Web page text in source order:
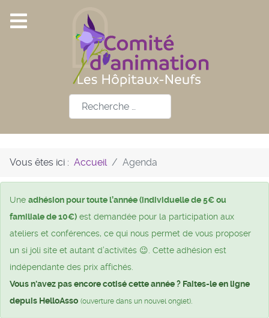
Rechercher
Vous êtes ici : Accueil Agenda
Une adhésion pour toute l’année (individuelle de 5€ ou
familiale de 10€) est demandée pour la participation aux
ateliers et conférences, ce qui nous permet de vous proposer
un si joli site et autant d’activités 😉. Cette adhésion est
indépendante des prix affichés.
Vous n'avez pas encore cotisé cette année ? Faites-le en ligne
depuis HelloAsso (ouverture dans un nouvel onglet)